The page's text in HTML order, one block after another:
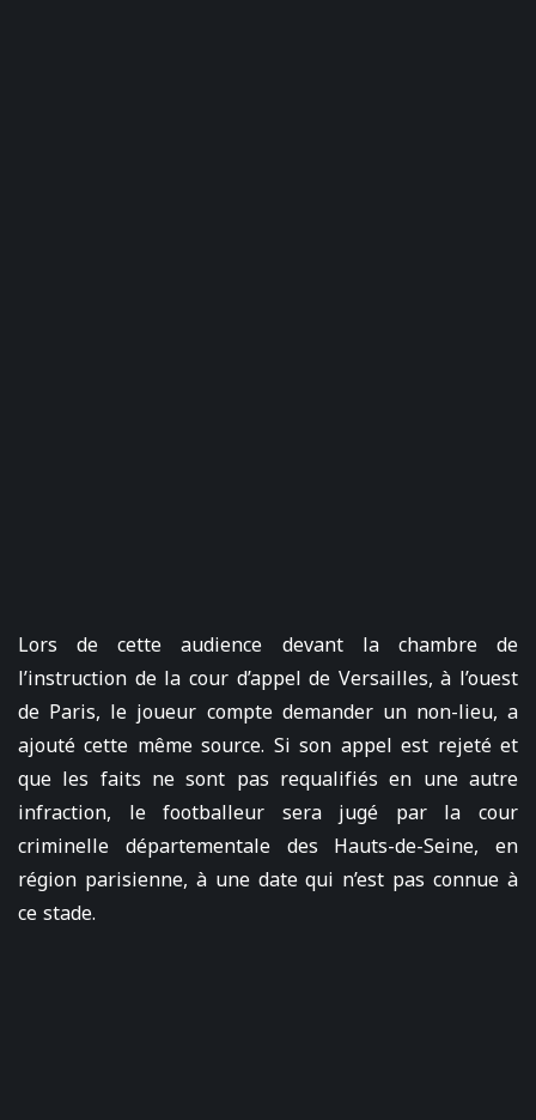
Lors de cette audience devant la chambre de
l’instruction de la cour d’appel de Versailles, à l’ouest
de Paris, le joueur compte demander un non-lieu, a
ajouté cette même source. Si son appel est rejeté et
que les faits ne sont pas requalifiés en une autre
infraction, le footballeur sera jugé par la cour
criminelle départementale des Hauts-de-Seine, en
région parisienne, à une date qui n’est pas connue à
ce stade.